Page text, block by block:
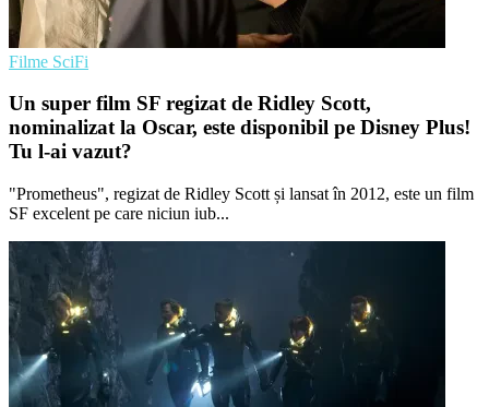
Filme SciFi
Un super film SF regizat de Ridley Scott,
nominalizat la Oscar, este disponibil pe Disney Plus!
Tu l-ai vazut?
"Prometheus", regizat de Ridley Scott și lansat în 2012, este un film
SF excelent pe care niciun iub...